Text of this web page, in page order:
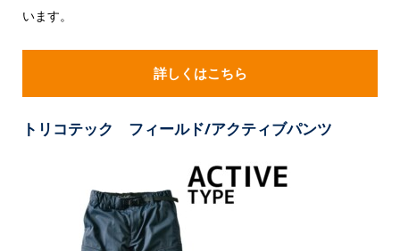
います。
詳しくはこちら
トリコテック フィールド/アクティブパンツ